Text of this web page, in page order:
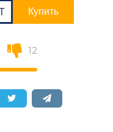
12